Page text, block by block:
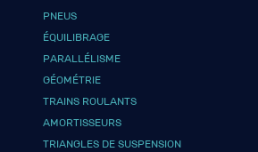
PNEUS
ÉQUILIBRAGE
PARALLÉLISME
GÉOMÉTRIE
TRAINS ROULANTS
AMORTISSEURS
TRIANGLES DE SUSPENSION